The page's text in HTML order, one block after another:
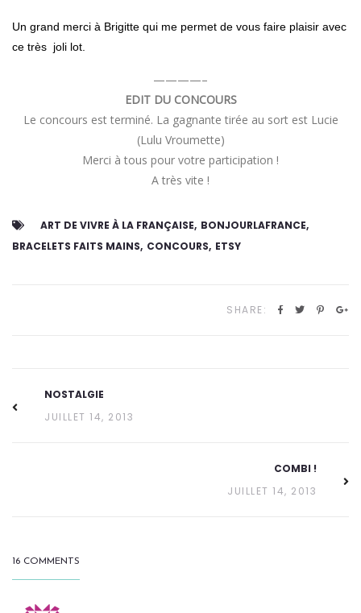
Un grand merci à Brigitte qui me permet de vous faire plaisir avec
ce très joli lot.
————–
EDIT DU CONCOURS
Le concours est terminé. La gagnante tirée au sort est Lucie
(Lulu Vroumette)
Merci à tous pour votre participation !
A très vite !
ART DE VIVRE À LA FRANÇAISE BONJOURLAFRANCE
BRACELETS FAITS MAINS CONCOURS ETSY
SHARE:
NOSTALGIE
JUILLET 14, 2013
COMBI !
JUILLET 14, 2013
16 COMMENTS